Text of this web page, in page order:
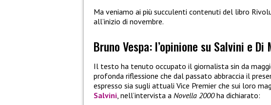
Ma veniamo ai più succulenti contenuti del libro
all’inizio di novembre.
Bruno Vespa: l’opinione su Salvini e
Il testo ha tenuto occupato il giornalista sin da
profonda riflessione che dal passato abbraccia il
espresso sia sugli attuali Vice Premier che sui loro
Salvini , nell’intervista a Novella 2000ha dichiarato: